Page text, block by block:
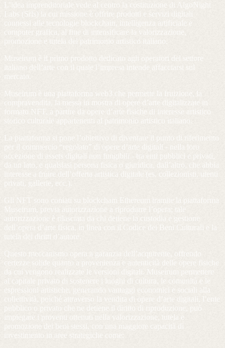
L’idea imprenditoriale vede al centro la costituzione di AlgoNight
Labs (Srls) la cui missione è offrire prodotti e servizi digitali
connessi alle tecnologie blockchain, intelligenza artificiale e
computer grafica, al fine di intensificare la valorizzazione,
promozione e tutela del patrimonio artistico italiano.
Museirum è il primo prodotto dedicato agli operatori del settore
italiano dell’arte con il quale l’impresa intende affacciarsi sul
mercato.
Museirum è una piattaforma web3 che permette la fruizione, la
compravendita, la messa in mostra di opere d’arte digitalizzate in
formato NFT, a partire da opere d’arte fisiche di interesse artistico
storico culturale appartenenti al patrimonio artistico italiano.
La piattaforma si pone l’obiettivo di diventare il punto di riferimento
per il commercio “regolato” di opere d’arte digitali - nella loro
accezione di assets digitali non fungibili - tra enti pubblici e privati,
da un lato, e qualsiasi persona fisica o giuridica, dall’altro, che abbia
interesse a fruire dell’offerta artistica digitale (es. collezionisti, utenti
privati, gallerie, ecc.).
Gli NFT sono coniati su blockchain Ethereum tramite la piattaforma
Museirum, previa autorizzazione a riprodurre l’opera; tale
autorizzazione è rilasciata da chi detiene la custodia e gestione
dell’opera d’arte fisica, in linea con il Codice dei Beni Culturali e la
Questo meccanismo opera a garanzia dell’acquirente, offrendo
certezze solide quanto a provenienza e autenticità delle opere fisiche
da cui vengono realizzate le versioni digitali. Museirum permettere
al capitale privato di sostenere i luoghi di cultura, le comunità e le
espressioni artistiche, generando vantaggi economici e sociali alla
collettività, poiché attraverso la vendita di opere d’arte digitali, l’ente
pubblico o privato che ne detiene il diritto di riproduzione, può
impiegare i proventi ottenuti nella valorizzazione, tutela e
promozione dei beni stessi, con una maggiore capacità di
investimento in aree strategiche come: